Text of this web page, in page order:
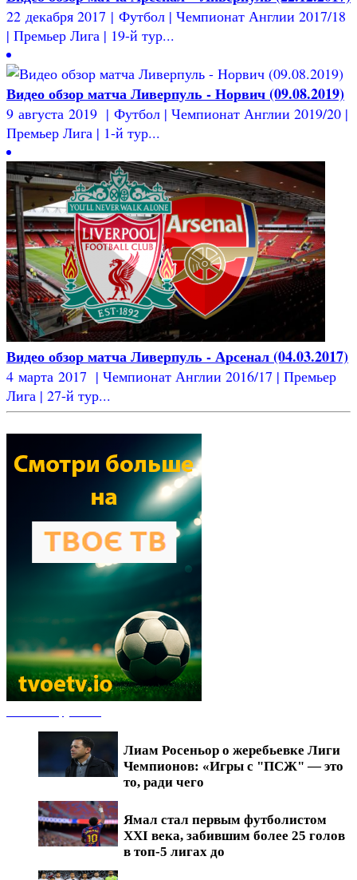
22 декабря 2017 | Футбол | Чемпионат Англии 2017/18
| Премьер Лига | 19-й тур...
Видео обзор матча Ливерпуль - Норвич (09.08.2019)
9 августа 2019 | Футбол | Чемпионат Англии 2019/20 |
Премьер Лига | 1-й тур...
Видео обзор матча Ливерпуль - Арсенал (04.03.2017)
4 марта 2017 | Чемпионат Англии 2016/17 | Премьер
Лига | 27-й тур...
Лиам Росеньор о жеребьевке Лиги
Чемпионов: «Игры с "ПСЖ" — это
то, ради чего
Ямал стал первым футболистом
XXI века, забившим более 25 голов
в топ-5 лигах до